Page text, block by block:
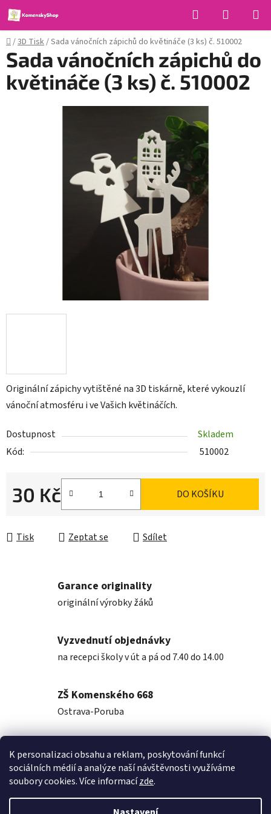
K personalizaci obsahu a reklam, poskytování funkcí
sociálních médií a analýze naší návštěvnosti využíváme
soubory cookies. Více informacízde.
Přejít
na
obsah
Hledat
KOŠÍK
Domů
/3D Tisk/Sada vánočních zápichů do květináče (3 ks) č. 510002
Originální zápichy vytištěné na 3D tiskárně, které vykouzlí
vánoční atmosféru i ve Vašich květináčích.
Dostupnost
Skladem
Kód:
510002
30 Kč DO KOŠÍKU
Tisk Zeptat se Sdílet
Sada vánočních zápichů do
květináče (3 ks) č. 510002
Garance originality
originální výrobky žáků
Vyzvednutí objednávky
na recepci školy v út a pá od 7.40 do 14.00
ZŠ Komenského 668
Ostrava-Poruba
Popis
Diskuze